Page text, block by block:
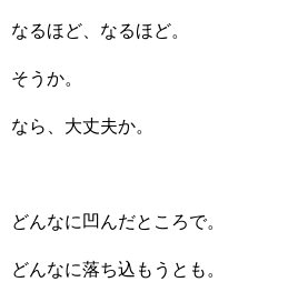
なるほど、なるほど。
そうか。
なら、大丈夫か。
どんなに凹んだところで。
どんなに落ち込もうとも。